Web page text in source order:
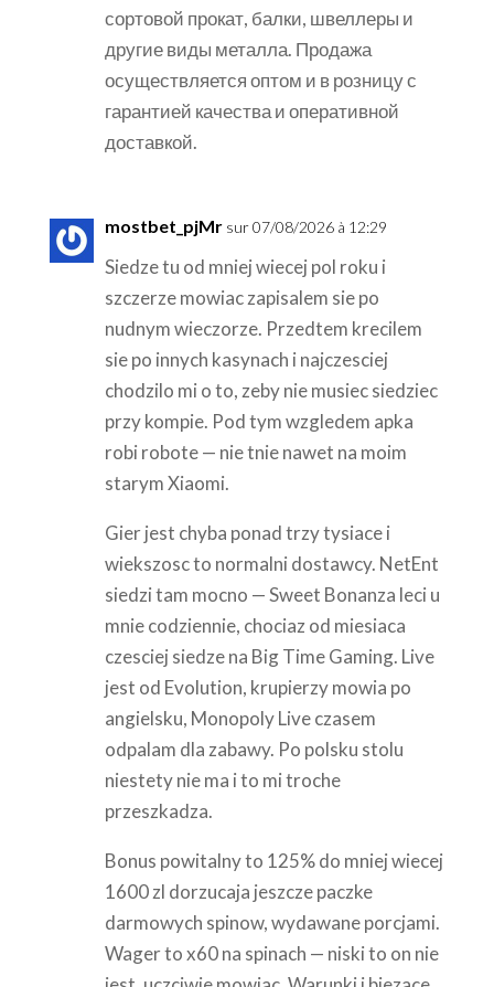
сортовой прокат, балки, швеллеры и
другие виды металла. Продажа
осуществляется оптом и в розницу с
гарантией качества и оперативной
доставкой.
mostbet_pjMr sur 07/08/2026 à 12:29
Siedze tu od mniej wiecej pol roku i
szczerze mowiac zapisalem sie po
nudnym wieczorze. Przedtem krecilem
sie po innych kasynach i najczesciej
chodzilo mi o to, zeby nie musiec siedziec
przy kompie. Pod tym wzgledem apka
robi robote — nie tnie nawet na moim
starym Xiaomi.
Gier jest chyba ponad trzy tysiace i
wiekszosc to normalni dostawcy. NetEnt
siedzi tam mocno — Sweet Bonanza leci u
mnie codziennie, chociaz od miesiaca
czesciej siedze na Big Time Gaming. Live
jest od Evolution, krupierzy mowia po
angielsku, Monopoly Live czasem
odpalam dla zabawy. Po polsku stolu
niestety nie ma i to mi troche
przeszkadza.
Bonus powitalny to 125% do mniej wiecej
1600 zl dorzucaja jeszcze paczke
darmowych spinow, wydawane porcjami.
Wager to x60 na spinach — niski to on nie